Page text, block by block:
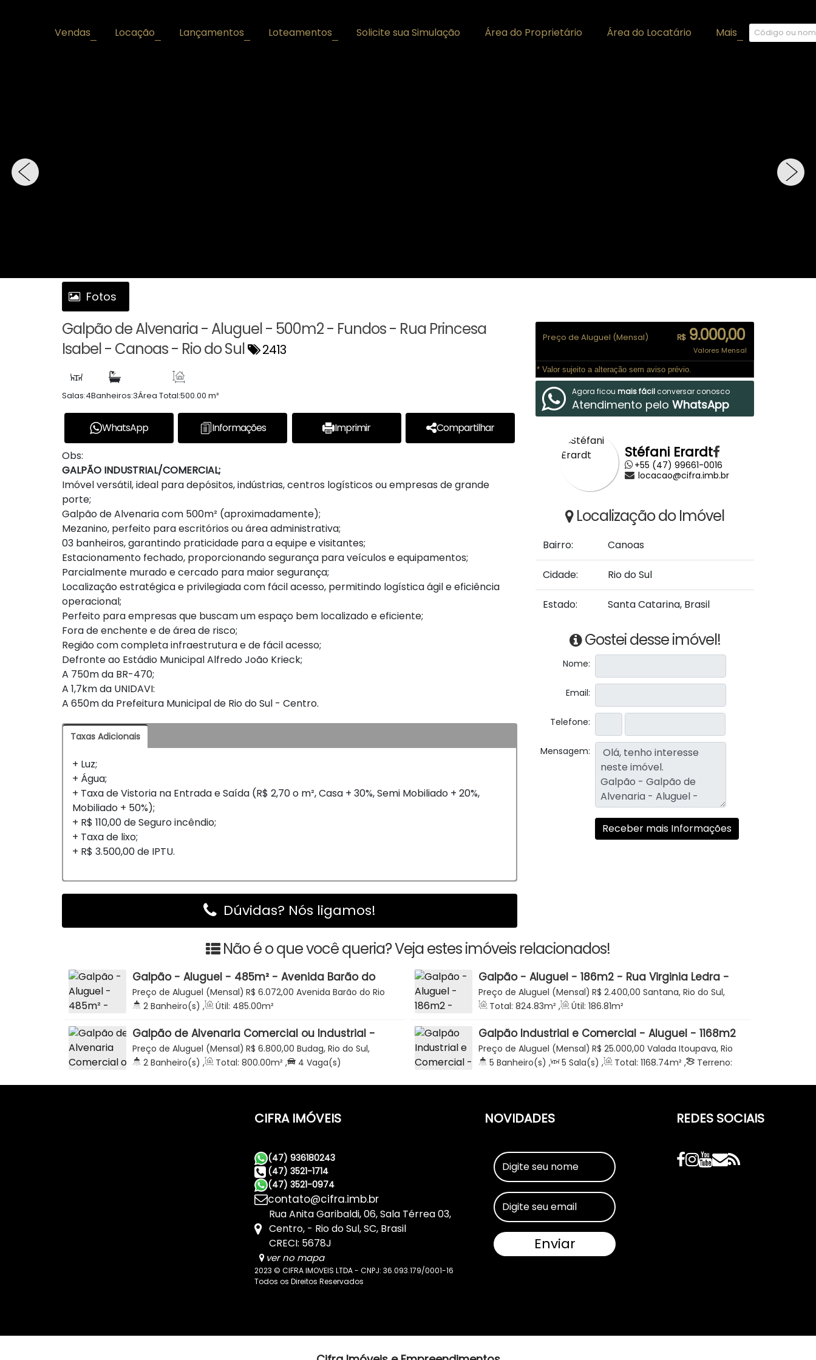
Mais
Área do Locatário
Área do Proprietário
Solicite sua Simulação
Loteamentos
Lançamentos
Locação
Vendas
‹ ›
Fotos
Galpão de Alvenaria - Aluguel - 500m2 - Fundos - Rua Princesa
Isabel - Canoas - Rio do Sul
2413
Salas:4Banheiros:3Área Total:500.00 m²
WhatsApp Informações Imprimir
Compartilhar
Obs:
GALPÃO INDUSTRIAL/COMERCIAL;
Imóvel versátil, ideal para depósitos, indústrias, centros logísticos ou empresas de grande
porte;
Galpão de Alvenaria com 500m² (aproximadamente);
Mezanino, perfeito para escritórios ou área administrativa;
03 banheiros, garantindo praticidade para a equipe e visitantes;
Estacionamento fechado, proporcionando segurança para veículos e equipamentos;
Parcialmente murado e cercado para maior segurança;
Localização estratégica e privilegiada com fácil acesso, permitindo logística ágil e eficiência
operacional;
Perfeito para empresas que buscam um espaço bem localizado e eficiente;
Fora de enchente e de área de risco;
Região com completa infraestrutura e de fácil acesso;
Defronte ao Estádio Municipal Alfredo João Krieck;
A 750m da BR-470;
A 1,7km da UNIDAVI:
A 650m da Prefeitura Municipal de Rio do Sul - Centro.
Taxas Adicionais
+ Luz;
+ Água;
+ Taxa de Vistoria na Entrada e Saída (R$ 2,70 o m², Casa + 30%, Semi Mobiliado + 20%,
Mobiliado + 50%);
+ R$ 110,00 de Seguro incêndio;
+ Taxa de lixo;
+ R$ 3.500,00 de IPTU.
Dúvidas? Nós ligamos!
R$9.000,00
Preço de Aluguel (Mensal)
Valores Mensal
* Valor sujeito a alteração sem aviso prévio.
Agora ficou mais fácilconversar conosco
Atendimento pelo WhatsApp
Stéfani Erardt
+55 (47) 99661-0016
locacao@cifra.imb.br
Localização do Imóvel
Bairro: Canoas
Cidade: Rio do Sul
Estado: Santa Catarina, Brasil
Gostei desse imóvel!
Nome:
Email:
Telefone:
Mensagem:
Não é o que você queria? Veja estes imóveis relacionados!
Galpão - Aluguel - 485m² - Avenida Barão do
Rio Branco - Bairro Budag - Rio do Sul
R$ 6.072,00
Preço de Aluguel (Mensal)
Avenida Barão do Rio
Branco, 231, 89165-472, Budag, Rio do Sul, Santa Catarina,
2 Banheiro(s) , Útil: 485.00m²
Galpão - Aluguel - 186m2 - Rua Virginia Ledra -
Santana - Rio do Sul R$ 2.400,00
Preço de Aluguel (Mensal)
Santana, Rio do Sul,
Santa Catarina, Brasil
Total: 824.83m² , Útil: 186.81m²
Galpão de Alvenaria Comercial ou Industrial -
Aluguel - 800m2 - Plano - Oportunidade -
Budag - Rio do Sul
R$ 6.800,00
Preço de Aluguel (Mensal)
Budag, Rio do Sul,
Santa Catarina, Brasil
2 Banheiro(s) , Total: 800.00m² , 4 Vaga(s)
Galpão Industrial e Comercial - Aluguel - 1168m2
- Investimento - Oportunidade - Rua dos
Vereadores - Itoupava - Rio do Sul
R$ 25.000,00
Preço de Aluguel (Mensal)
Valada Itoupava, Rio
do Sul, Santa Catarina, Brasil
5 Banheiro(s) , 5 Sala(s) , Total: 1168.74m² ,
Terreno:
CIFRA IMÓVEIS
(47) 936180243
(47) 3521-1714
(47) 3521-0974
contato@cifra.imb.br
Rua Anita Garibaldi,06,Sala Térrea 03,
Centro, Rio do Sul,SC, Brasil
CRECI: 5678J
ver no mapa
2023 © CIFRA IMOVEIS LTDA - CNPJ: 36.093.179/0001-16
Todos os Direitos Reservados
NOVIDADES REDES SOCIAIS